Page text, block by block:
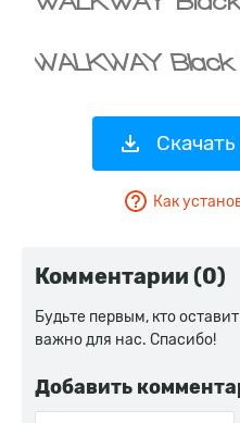
Скачать
Как
Комментарии (0)
Будьте первым, кто
важно для нас. Спасибо!
Добавить